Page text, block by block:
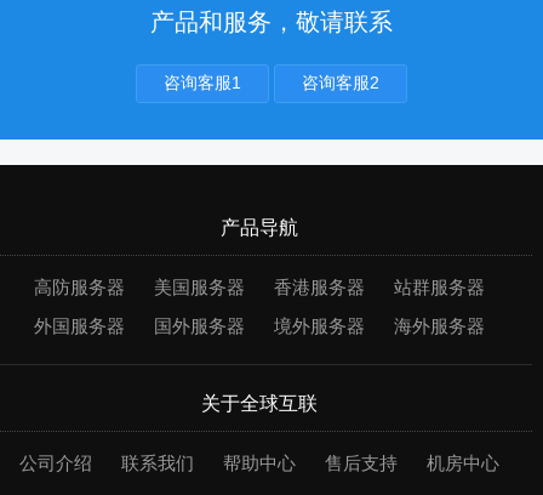
产品和服务，敬请联系
咨询客服1 咨询客服2
产品导航
高防服务器 美国服务器 香港服务器
站群服务器
外国服务器
国外服务器 境外服务器 海外服务器
关于全球互联
公司介绍 联系我们 帮助中心 售后支持 机房中心